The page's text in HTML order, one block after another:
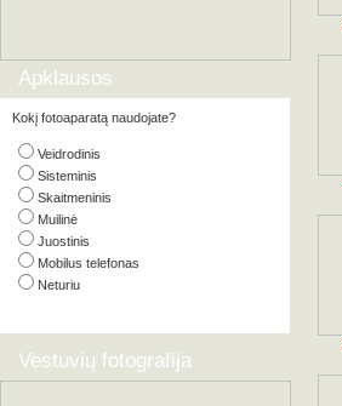
Apklausos
Kokį fotoaparatą naudojate?
Veidrodinis
Sisteminis
Skaitmeninis
Muilinė
Juostinis
Mobilus telefonas
Neturiu
Vestuvių fotografija